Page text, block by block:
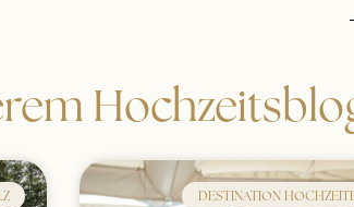
DESTINATION